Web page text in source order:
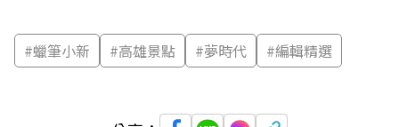
#蠟筆小新 #高雄景點 #夢時代 #編輯精選